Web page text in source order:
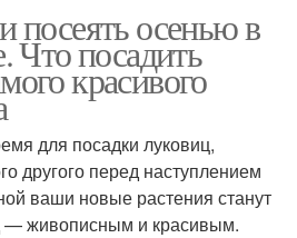
посеять осенью в
Что посадить
красивого
для посадки луковиц,
другого перед наступлением
ваши новые растения станут
— живописным и красивым.